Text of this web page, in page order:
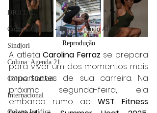
DIGITAL
Coluna: Opinião - Luiz Fernando Alf
Sindjori
Coluna: Agenda 21
Coluna: SindJori
Internacional
Reprodução
A atleta Carolina Ferraz se prepara
para viver um dos momentos mais
importantes de sua carreira. Na
próxima segunda-feira, ela
embarca rumo ao WST Fitness